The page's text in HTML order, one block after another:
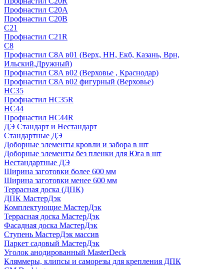
Профнастил С20А
Профнастил С20В
C21
Профнастил С21R
C8
Профнастил С8A в01 (Верх, НН, Екб, Казань, Врн,
Ильский,Дружный)
Профнастил С8A в02 (Верховье , Краснодар)
Профнастил С8A в02 фигурный (Верховье)
HС35
Профнастил HC35R
НС44
Профнастил НС44R
ДЭ Стандарт и Нестандарт
Стандартные ДЭ
Доборные элементы кровли и забора в шт
Доборные элементы без пленки для Юга в шт
Нестандартные ДЭ
Ширина заготовки более 600 мм
Ширина заготовки менее 600 мм
Террасная доска (ДПК)
ДПК МастерДэк
Комплектующие МастерДэк
Террасная доска МастерДэк
Фасадная доска МастерДэк
Ступень МастерДэк массив
Паркет садовый МастерДэк
Уголок анодированный MasterDeck
Кляммеры, клипсы и саморезы для крепления ДПК